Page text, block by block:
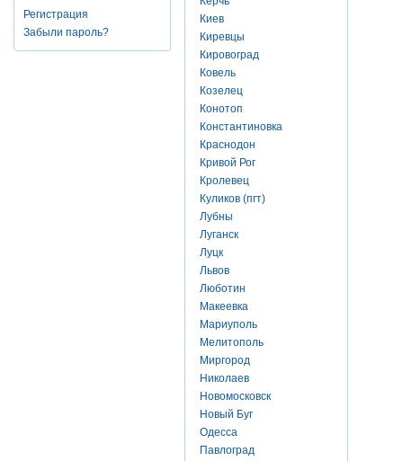
Регистрация
Забыли пароль?
Киев
Киревцы
Кировоград
Ковель
Козелец
Конотоп
Константиновка
Краснодон
Кривой Рог
Кролевец
Куликов (пгт)
Лубны
Луганск
Луцк
Львов
Люботин
Макеевка
Мариуполь
Мелитополь
Миргород
Николаев
Новомосковск
Новый Буг
Одесса
Павлоград